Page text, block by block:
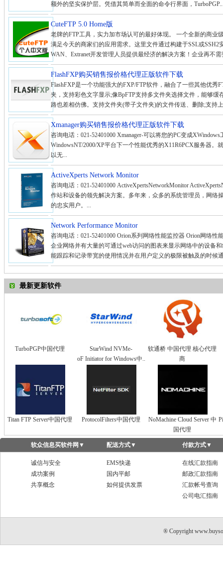
额外的坚实保护层。凭借其简单而全面的命令行界面，
CuteFTP 5.0 Home版
老牌的FTP工具，实力加市场认可的最好体现。 一个全新的商业
满足今天的商家们的应用需求。这里文件通过构建于SSL或
WAN、Extranet开发管理人员提供最经济的解决方案！企业再不
FlashFXP购买销售报价格代理正版软件下载
FlashFXP是一个功能强大的FXP/FTP软件，融合了一些其他优秀
夹，支持彩色文字显示;像BpFTP支持多文件夹选择文件，能够缓
路也差相仿佛。支持文件夹(带子文件夹)的文件传送、删除;支持
Xmanager购买销售报价格代理正版软件下载
咨询电话：021-52401000 Xmanager-可以将您的PC变成
WindowsNT/2000/XP平台下一个性能优秀的X11R6PCX服务器。
以无...
ActiveXperts Network Monitor
咨询电话：021-52401000 ActiveXpertsNetworkMonitor
作站和设备的领先解决方案。多年来，众多的系统管理员，网络
的忠实用户。...
Network Performance Monitor
咨询电话：021-52401000 Orion系列网络性能监控器 Orion网络
企业网络并有大量的可通过web访问的图表来显示网络中的设备
能跟踪和记录带宽的使用情况并在用户定义的极限被触及的时候
最新更新软件
TurboPGP中国代理
StarWind NVMe-
oF Initiator for Windows中..
软通桥 中国代理 核心代理
商
Titan FTP Server中国代理 ProtocolFilters中国代理
NoMachine Cloud Server 中
国代理
软众信息买软件网 ▼ 配送方式▼ 付款方式▼
诚信与安全 EMS快递
在线汇款指南
成功案例
国内平邮
邮政汇款指南
共享概念
如何提供发票
汇款帐号查询
公司电汇指南
® Copyright